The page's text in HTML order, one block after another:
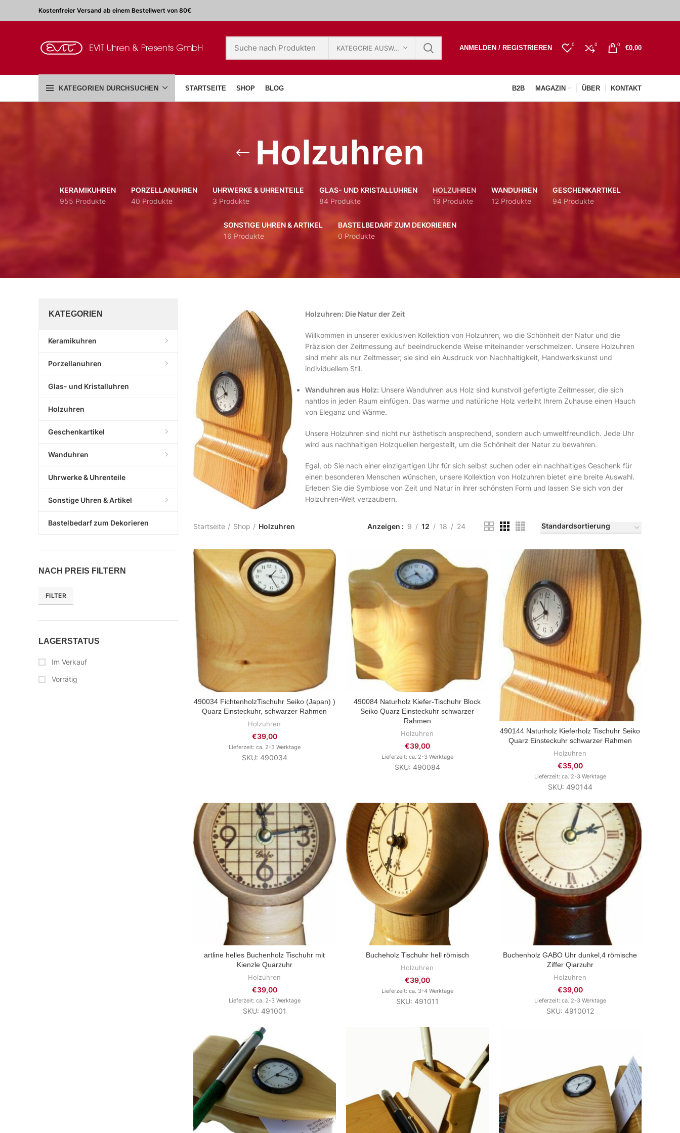
Kostenfreier Versand ab einem Bestellwert von 80€
KATEGORIE AUSWÄHLEN ANMELDEN / REGISTRIEREN 0 0 0 €0,00
KATEGORIEN DURCHSUCHEN STARTSEITE SHOP BLOG B2B MAGAZIN ÜBER KONTAKT
Holzuhren
KERAMIKUHREN
955 Produkte
PORZELLANUHREN
40 Produkte
UHRWERKE & UHRENTEILE
3 Produkte
GLAS- UND KRISTALLUHREN
84 Produkte
HOLZUHREN
19 Produkte
WANDUHREN
12 Produkte
GESCHENKARTIKEL
94 Produkte
SONSTIGE UHREN & ARTIKEL
16 Produkte
BASTELBEDARF ZUM DEKORIEREN
0 Produkte
KATEGORIEN
Keramikuhren
Porzellanuhren
Glas- und Kristalluhren
Holzuhren
Geschenkartikel
Wanduhren
Uhrwerke & Uhrenteile
Sonstige Uhren & Artikel
Bastelbedarf zum Dekorieren
NACH PREIS FILTERN
FILTER
LAGERSTATUS
Im Verkauf
Vorrätig
Holzuhren: Die Natur der Zeit
Willkommen in unserer exklusiven Kollektion von Holzuhren, wo die Schönheit der Natur und die
Präzision der Zeitmessung auf beeindruckende Weise miteinander verschmelzen. Unsere Holzuhren
sind mehr als nur Zeitmesser; sie sind ein Ausdruck von Nachhaltigkeit, Handwerkskunst und
individuellem Stil.
Wanduhren aus Holz: Unsere Wanduhren aus Holz sind kunstvoll gefertigte Zeitmesser, die sich
nahtlos in jeden Raum einfügen. Das warme und natürliche Holz verleiht Ihrem Zuhause einen Hauch
von Eleganz und Wärme.
Unsere Holzuhren sind nicht nur ästhetisch ansprechend, sondern auch umweltfreundlich. Jede Uhr
wird aus nachhaltigen Holzquellen hergestellt, um die Schönheit der Natur zu bewahren.
Egal, ob Sie nach einer einzigartigen Uhr für sich selbst suchen oder ein nachhaltiges Geschenk für
einen besonderen Menschen wünschen, unsere Kollektion von Holzuhren bietet eine breite Auswahl.
Erleben Sie die Symbiose von Zeit und Natur in ihrer schönsten Form und lassen Sie sich von der
Holzuhren-Welt verzaubern.
Startseite Shop Holzuhren Anzeigen 9 12 18 24
ZUM PRODUKT
490034 FichtenholzTischuhr Seiko (Japan) )
Quarz Einsteckuhr, schwarzer Rahmen
Holzuhren
€39,00
Lieferzeit: ca. 2-3 Werktage
SKU: 490034
ZUM PRODUKT
490084 Naturholz Kiefer-Tischuhr Block
Seiko Quarz Einsteckuhr schwarzer
Rahmen
Holzuhren
€39,00
Lieferzeit: ca. 2-3 Werktage
SKU: 490084
ZUM PRODUKT
490144 Naturholz Kieferholz Tischuhr Seiko
Quarz Einsteckuhr schwarzer Rahmen
Holzuhren
€35,00
Lieferzeit: ca. 2-3 Werktage
SKU: 490144
ZUM PRODUKT
artline helles Buchenholz Tischuhr mit
Kienzle Quarzuhr
Holzuhren
€39,00
Lieferzeit: ca. 2-3 Werktage
SKU: 491001
ZUM PRODUKT
Bucheholz Tischuhr hell römisch
Holzuhren
€39,00
Lieferzeit: ca. 3-4 Werktage
SKU: 491011
ZUM PRODUKT
Buchenholz GABO Uhr dunkel,4 römische
Ziffer Qiarzuhr
Holzuhren
€39,00
Lieferzeit: ca. 2-3 Werktage
SKU: 4910012